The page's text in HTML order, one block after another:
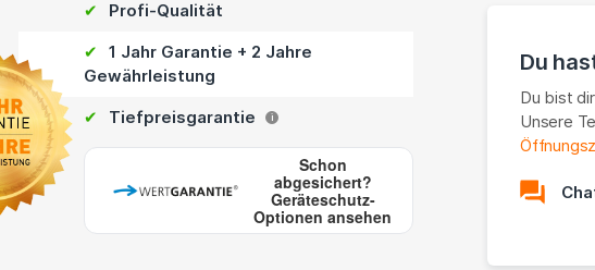
✔ Profi-Qualität
✔
1 Jahr Garantie + 2 Jahre
Gewährleistung
✔ Tiefpreisgarantie i
Schon
abgesichert?
Geräteschutz-
Optionen ansehen
Du
Du bist
Unsere